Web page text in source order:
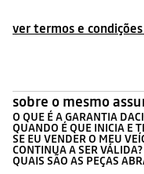
ver termos e
sobre o mesmo
O QUE É A GARANTIA
QUANDO É QUE INICIA E
SE EU VENDER O MEU
CONTINUA A SER VÁLIDA?
QUAIS SÃO AS PEÇAS